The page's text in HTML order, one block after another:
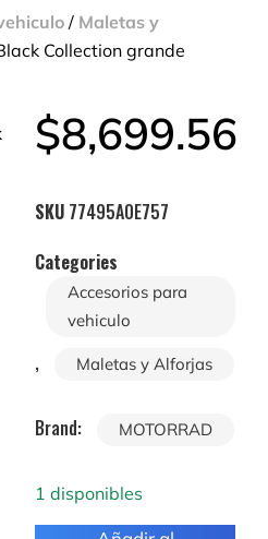
/ Maletas y
Collection grande
$8,699.56
SKU 77495A0E757
Categories
Accesorios para
vehiculo
, Maletas y Alforjas
Brand: MOTORRAD
1 disponibles